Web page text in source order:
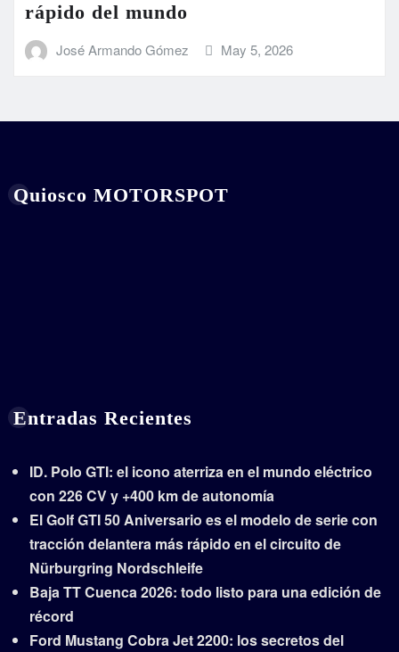
rápido del mundo
José Armando Gómez May 5, 2026
Quiosco MOTORSPOT
Entradas Recientes
ID. Polo GTI: el icono aterriza en el mundo eléctrico
con 226 CV y +400 km de autonomía
El Golf GTI 50 Aniversario es el modelo de serie con
tracción delantera más rápido en el circuito de
Nürburgring Nordschleife
Baja TT Cuenca 2026: todo listo para una edición de
récord
Ford Mustang Cobra Jet 2200: los secretos del